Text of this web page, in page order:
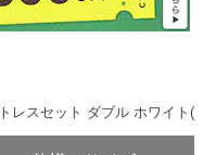
レスセット ダブル ホワイト(マ